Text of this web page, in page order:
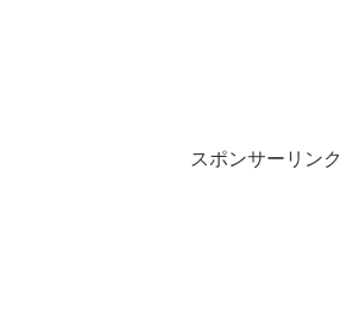
スポンサーリンク